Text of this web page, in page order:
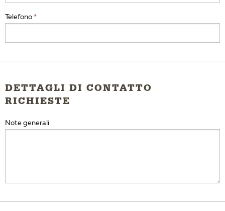
Telefono
DETTAGLI DI CONTATTO
RICHIESTE
Note generali